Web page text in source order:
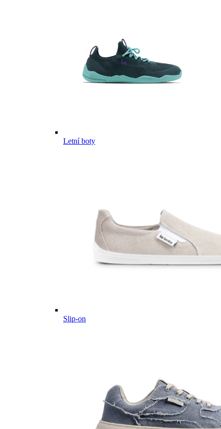
Letní boty
Slip-on